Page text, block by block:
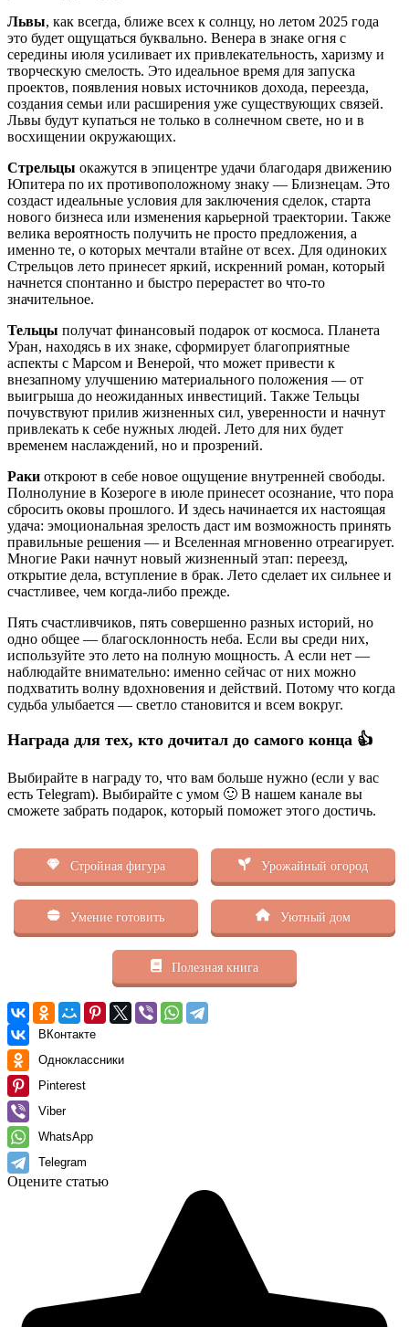
Львы, как всегда, ближе всех к солнцу, но летом 2025 года
это будет ощущаться буквально. Венера в знаке огня с
середины июля усиливает их привлекательность, харизму и
творческую смелость. Это идеальное время для запуска
проектов, появления новых источников дохода, переезда,
создания семьи или расширения уже существующих связей.
Львы будут купаться не только в солнечном свете, но и в
восхищении окружающих.
Стрельцы окажутся в эпицентре удачи благодаря движению
Юпитера по их противоположному знаку — Близнецам. Это
создаст идеальные условия для заключения сделок, старта
нового бизнеса или изменения карьерной траектории. Также
велика вероятность получить не просто предложения, а
именно те, о которых мечтали втайне от всех. Для одиноких
Стрельцов лето принесет яркий, искренний роман, который
начнется спонтанно и быстро перерастет во что-то
значительное.
Тельцы получат финансовый подарок от космоса. Планета
Уран, находясь в их знаке, сформирует благоприятные
аспекты с Марсом и Венерой, что может привести к
внезапному улучшению материального положения — от
выигрыша до неожиданных инвестиций. Также Тельцы
почувствуют прилив жизненных сил, уверенности и начнут
привлекать к себе нужных людей. Лето для них будет
временем наслаждений, но и прозрений.
Раки откроют в себе новое ощущение внутренней свободы.
Полнолуние в Козероге в июле принесет осознание, что пора
сбросить оковы прошлого. И здесь начинается их настоящая
удача: эмоциональная зрелость даст им возможность принять
правильные решения — и Вселенная мгновенно отреагирует.
Многие Раки начнут новый жизненный этап: переезд,
открытие дела, вступление в брак. Лето сделает их сильнее и
счастливее, чем когда-либо прежде.
Пять счастливчиков, пять совершенно разных историй, но
одно общее — благосклонность неба. Если вы среди них,
используйте это лето на полную мощность. А если нет —
наблюдайте внимательно: именно сейчас от них можно
подхватить волну вдохновения и действий. Потому что когда
судьба улыбается — светло становится и всем вокруг.
Награда для тех, кто дочитал до самого конца 👍
Выбирайте в награду то, что вам больше нужно (если у вас
есть Telegram). Выбирайте с умом 🙂 В нашем канале вы
сможете забрать подарок, который поможет этого достичь.
Стройная фигура Урожайный огород
Умение готовить Уютный дом
Полезная книга
ВКонтакте
Одноклассники
Pinterest
Viber
WhatsApp
Telegram
Оцените статью